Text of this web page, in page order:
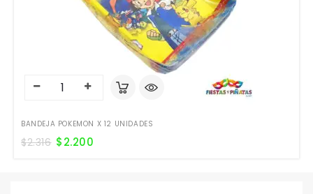
BANDEJA POKEMON X 12 UNIDADES
$2.316 $2.200